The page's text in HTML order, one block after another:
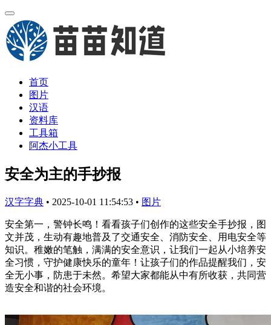
首页
图片
汉语
资料库
工具箱
阿杰小工具
安全为主的手抄报
汉字字典 • 2025-10-01 11:54:53 • 图片
安全第一，警钟长鸣！看看孩子们创作的这些安全手抄报，图
文并茂，生动有趣地普及了交通安全、消防安全、用电安全等
知识。稚嫩的笔触，满满的安全意识，让我们一起从小培养安
全习惯，守护健康快乐的童年！让孩子们的作品提醒我们，安
全无小事，防患于未然。希望大家都能从中有所收获，共同营
造安全和谐的社会环境。